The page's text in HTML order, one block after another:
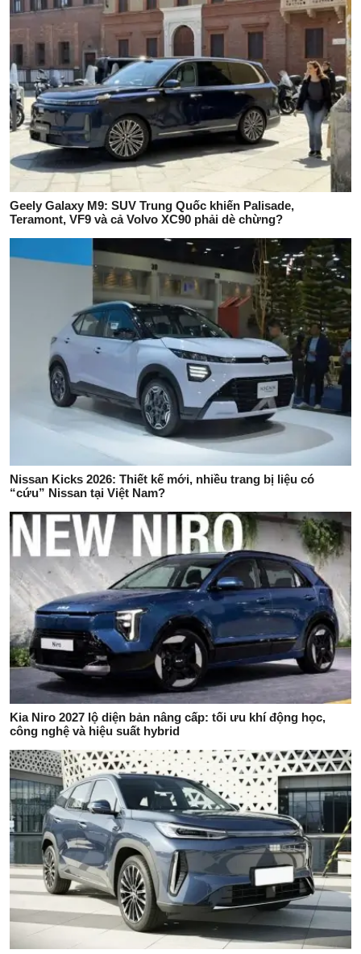
Geely Galaxy M9: SUV Trung Quốc khiến Palisade,
Teramont, VF9 và cả Volvo XC90 phải dè chừng?
Nissan Kicks 2026: Thiết kế mới, nhiều trang bị liệu có
“cứu” Nissan tại Việt Nam?
Kia Niro 2027 lộ diện bản nâng cấp: tối ưu khí động học,
công nghệ và hiệu suất hybrid